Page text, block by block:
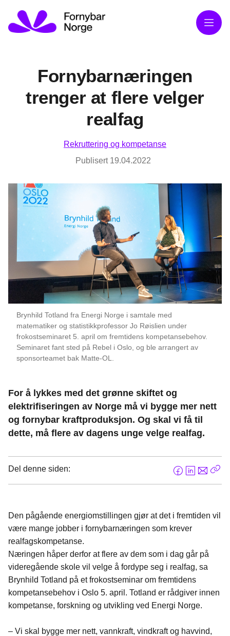
Meny
Fornybarnæringen
trenger at flere velger
realfag
Rekruttering og kompetanse
Publisert 19.04.2022
Brynhild Totland fra Energi Norge i samtale med
matematiker og statistikkprofessor Jo Røislien under
frokostseminaret 5. april om fremtidens kompetansebehov.
Seminaret fant sted på Rebel i Oslo, og ble arrangert av
sponsorteamet bak Matte-OL.
For å lykkes med det grønne skiftet og
elektrifiseringen av Norge må vi bygge mer nett
og fornybar kraftproduksjon. Og skal vi få til
dette, må flere av dagens unge velge realfag.
Del denne siden:
F
e
b
o
L
k
e
n
E
o
Den pågående energiomstillingen gjør at det i fremtiden vil
være mange jobber i fornybarnæringen som krever
realfagskompetanse.
Næringen håper derfor at flere av dem som i dag går på
videregående skole vil velge å fordype seg i realfag, sa
Brynhild Totland på et frokostseminar om fremtidens
kompetansebehov i Oslo 5. april. Totland er rådgiver innen
kompetanse, forskning og utvikling ved Energi Norge.
– Vi skal bygge mer nett, vannkraft, vindkraft og havvind,